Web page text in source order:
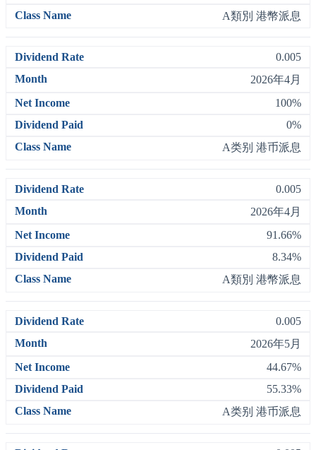
A類別 港幣派息
0.005
2026年4月
100%
0%
A类别 港币派息
0.005
2026年4月
91.66%
8.34%
A類別 港幣派息
0.005
2026年5月
44.67%
55.33%
A类别 港币派息